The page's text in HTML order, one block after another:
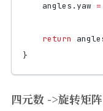
angles . yaw =
return
}
四元数 ->旋转矩阵